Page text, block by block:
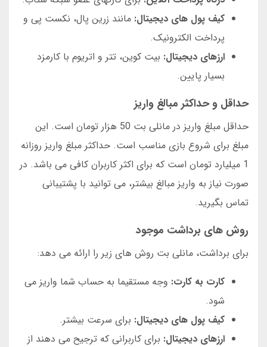
کیف پول های دیجیتال: مانند زرین پال، نکست پی و
پرداخت الکترونیک.
ارزهای دیجیتال: بیت کوین، تتر و اتریوم با کارمزد
بسیار پایین.
حداقل و حداکثر مبالغ واریز
حداقل مبلغ واریز در مانلی بت 50 هزار تومان است. این
مبلغ برای شروع بازی مناسب است. حداکثر مبلغ واریز روزانه
1 میلیارد تومان است که برای اکثر کاربران کافی می باشد. در
صورت نیاز به واریز مبالغ بیشتر، می توانید با پشتیبانی
تماس بگیرید.
روش های برداشت موجود
برای برداشت، مانلی بت روش های زیر را ارائه می دهد:
کارت به کارت: وجه مستقیما به حساب شما واریز می
شود.
کیف پول های دیجیتال: برای سرعت بیشتر.
ارزهای دیجیتال: برای کاربرانی که ترجیح می دهند از